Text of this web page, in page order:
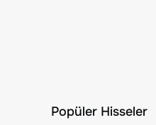
Popüler Hisseler